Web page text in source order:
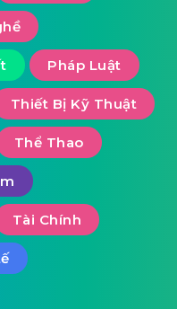
Pháp Luật
Thiết Bị Kỹ Thuật
Thể Thao
Tài Chính